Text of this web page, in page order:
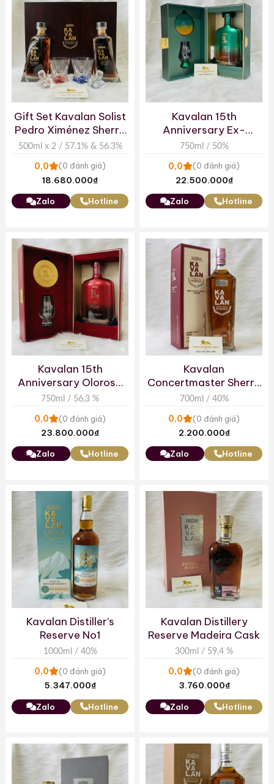
Gift Set Kavalan Solist
Pedro Ximénez Sherry
Cask & Moscatel
500ml x 2 / 57.1% & 56.3%
0,0 (0 đánh giá)
18.680.000₫
Zalo Hotline
Kavalan 15th
Anniversary Ex-
Bourbon Cask Single
750ml / 50%
0,0 (0 đánh giá)
22.500.000₫
Zalo Hotline
Kavalan 15th
Anniversary Oloroso
Sherry Cask Single
750ml / 56,3 %
0,0 (0 đánh giá)
23.800.000₫
Zalo Hotline
Kavalan
Concertmaster Sherry
Cask Finish Single Malt
700ml / 40%
0,0 (0 đánh giá)
2.200.000₫
Zalo Hotline
Kavalan Distiller’s
Reserve No1
1000ml / 40%
0,0 (0 đánh giá)
5.347.000₫
Zalo Hotline
Kavalan Distillery
Reserve Madeira Cask
300ml / 59,4 %
0,0 (0 đánh giá)
3.760.000₫
Zalo Hotline